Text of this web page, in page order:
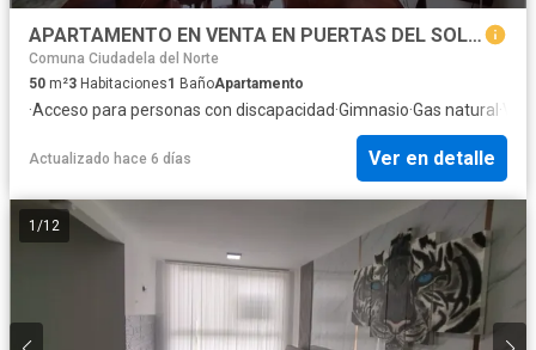
APARTAMENTO EN VENTA EN PUERTAS DEL SOL MANIZALES | VENTA APTO
Comuna Ciudadela del Norte
50 m²3 Habitaciones1 BañoApartamento
·Acceso para personas con discapacidad·Gimnasio·Gas natural ·
Actualizado hace 6 días Ver en detalle
1 /12